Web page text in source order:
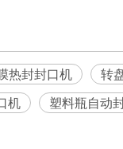
热封封口机
转
机
塑料瓶自动